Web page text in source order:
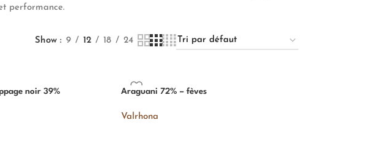
performance.
Show 9 12 18 24
noir 39% Araguani 72% – fèves
Valrhona